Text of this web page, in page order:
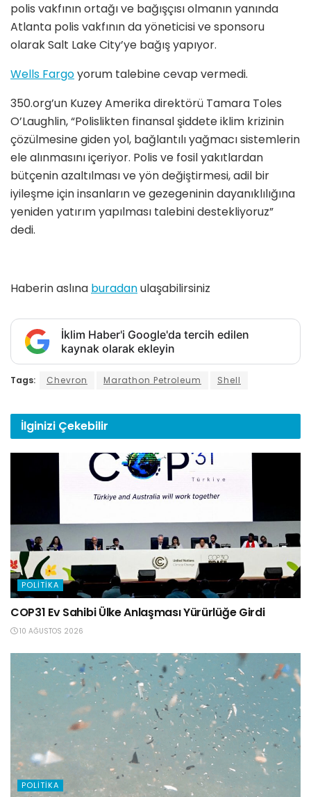
polis vakfının ortağı ve bağışçısı olmanın yanında
Atlanta polis vakfının da yöneticisi ve sponsoru
olarak Salt Lake City’ye bağış yapıyor.
Wells Fargoyorum talebine cevap vermedi.
350.org’un Kuzey Amerika direktörü Tamara Toles
O’Laughlin, “Polislikten finansal şiddete iklim krizinin
çözülmesine giden yol, bağlantılı yağmacı sistemlerin
ele alınmasını içeriyor. Polis ve fosil yakıtlardan
bütçenin azaltılması ve yön değiştirmesi, adil bir
iyileşme için insanların ve gezegeninin dayanıklılığına
yeniden yatırım yapılması talebini destekliyoruz”
dedi.
Haberin aslına buradanulaşabilirsiniz
İklim Haber'i Google'da tercih edilen
kaynak olarak ekleyin
Tags: Chevron Marathon Petroleum Shell
İlginizi Çekebilir
POLITIKA
COP31 Ev Sahibi Ülke Anlaşması Yürürlüğe Girdi
10 AĞUSTOS 2026
POLITIKA